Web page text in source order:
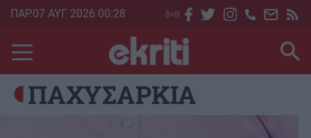
Skip
main
content
ΠΑΡ.07 ΑΥΓ 2026 00:28
ΠΑΧΥΣΑΡΚΙΑ